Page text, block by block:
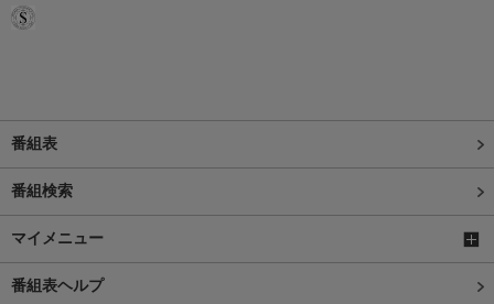
番組表
番組検索
マイメニュー
番組表ヘルプ